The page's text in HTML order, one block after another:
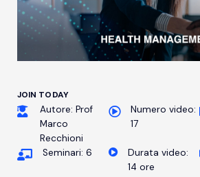
JOIN TODAY
Autore: Prof
Marco
Recchioni
Numero video:
17
Seminari: 6
Durata video:
14 ore